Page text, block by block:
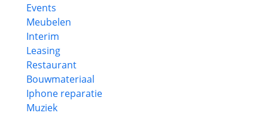
Events
Meubelen
Interim
Leasing
Restaurant
Bouwmateriaal
Iphone reparatie
Muziek